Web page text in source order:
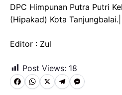
DPC Himpunan Putra Putri
(Hipakad) Kota
Editor : Zul
Post Views: 18
F WX T M